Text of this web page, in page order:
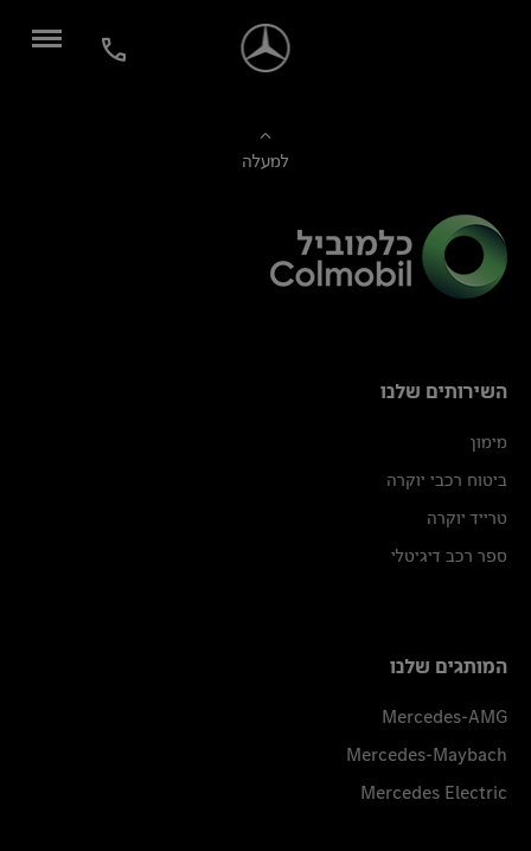
למעלה
השירותים שלנו
מימון
ביטוח רכבי יוקרה
טרייד יוקרה
ספר רכב דיגיטלי
המותגים שלנו
Mercedes-AMG
Mercedes-Maybach
Mercedes Electric